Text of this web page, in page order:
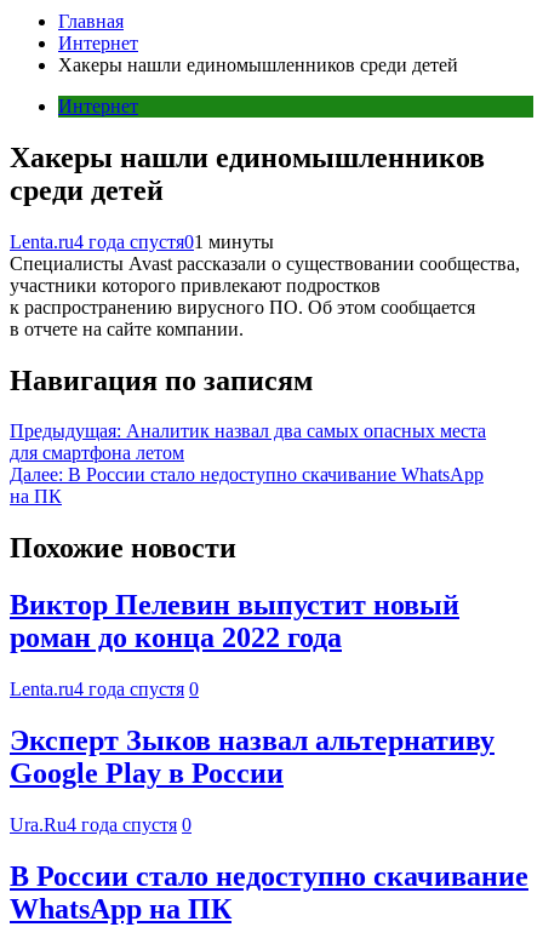
Главная
Интернет
Хакеры нашли единомышленников среди детей
Интернет
Хакеры нашли единомышленников
среди детей
Lenta.ru4 года спустя01 минуты
Специалисты Avast рассказали о существовании сообщества,
участники которого привлекают подростков
к распространению вирусного ПО. Об этом сообщается
в отчете на сайте компании.
Навигация по записям
Предыдущая: Аналитик назвал два самых опасных места
для смартфона летом
Далее: В России стало недоступно скачивание WhatsApp
на ПК
Похожие новости
Виктор Пелевин выпустит новый
роман до конца 2022 года
Lenta.ru4 года спустя 0
Эксперт Зыков назвал альтернативу
Google Play в России
Ura.Ru4 года спустя 0
В России стало недоступно скачивание
WhatsApp на ПК